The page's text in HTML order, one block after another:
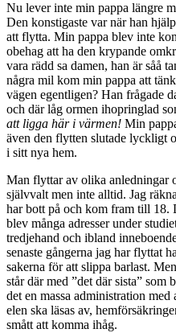
Nu lever inte min pappa längre
Den konstigaste var när han
att flytta. Min pappa blev inte
obehag att ha den krypande
vara rädd sa damen, han är såå
några mil kom min pappa att
vägen egentligen? Han frågade
och där låg ormen ihopringlad
att ligga här i värmen! Min
även den flytten slutade lyckligt
i sitt nya hem.
Man flyttar av olika anledningar
självvalt men inte alltid. Jag
har bott på och kom fram till 18.
blev många adresser under
tredjehand och ibland
senaste gångerna jag har flyttat
sakerna för att slippa barlast.
står där med ”det där sista”
det en massa administration med
elen ska läsas av,
smått att komma ihåg.